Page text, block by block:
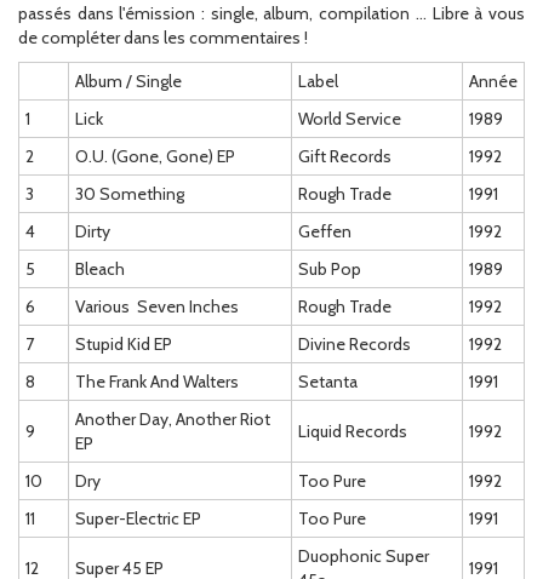
passés dans l'émission : single, album, compilation ... Libre à vous
de compléter dans les commentaires !
Album / Single
Label
Année
1
Lick World Service
1989
2
O.U. (Gone, Gone) EP Gift Records
1992
3
30 Something Rough Trade
1991
4
Dirty Geffen
1992
5
Bleach Sub Pop
1989
6
Various  Seven Inches Rough Trade
1992
7
Stupid Kid EP Divine Records
1992
8
The Frank And Walters Setanta 1991
9
Another Day, Another Riot
EP
Liquid Records 1992
10 Dry Too Pure
1992
11
Super-Electric EP Too Pure 1991
12 Super 45 EP
Duophonic Super
1991